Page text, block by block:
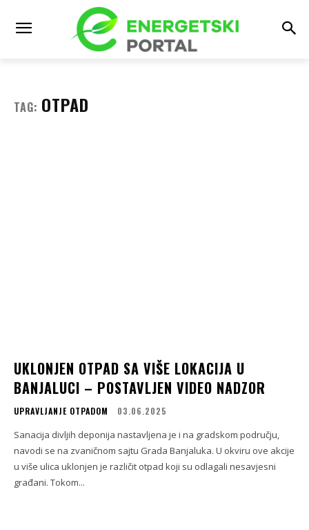
TAG: OTPAD
UKLONJEN OTPAD SA VIŠE LOKACIJA U
BANJALUCI – POSTAVLJEN VIDEO NADZOR
UPRAVLJANJE OTPADOM 03.06.2025
Sanacija divljih deponija nastavljena je i na gradskom području,
navodi se na zvaničnom sajtu Grada Banjaluka. U okviru ove akcije
u više ulica uklonjen je različit otpad koji su odlagali nesavjesni
građani. Tokom...